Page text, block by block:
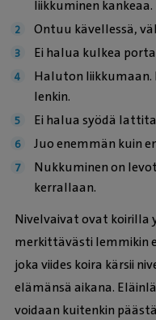
liikkuminen kankeaa.
Ontuu kävellessä,
Ei halua kulkea
Haluton liikkumaan.
lenkin.
Ei halua syödä
Juo enemmän kuin
Nukkuminen on
kerrallaan.
Nivelvaivat ovat koirilla
merkittävästi lemmikin
joka viides koira kärsii
elämänsä aikana.
voidaan kuitenkin